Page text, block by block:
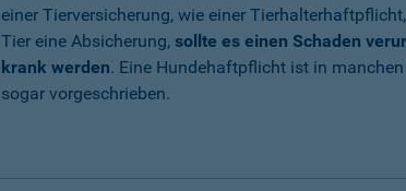
einer Tierversicherung, wie einer
Tier eine Absicherung, sollte es einen Schaden
krank werden. Eine Hundehaftpflicht ist in
sogar vorgeschrieben.